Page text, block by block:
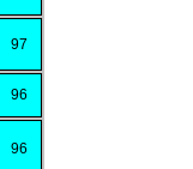
97
96
96